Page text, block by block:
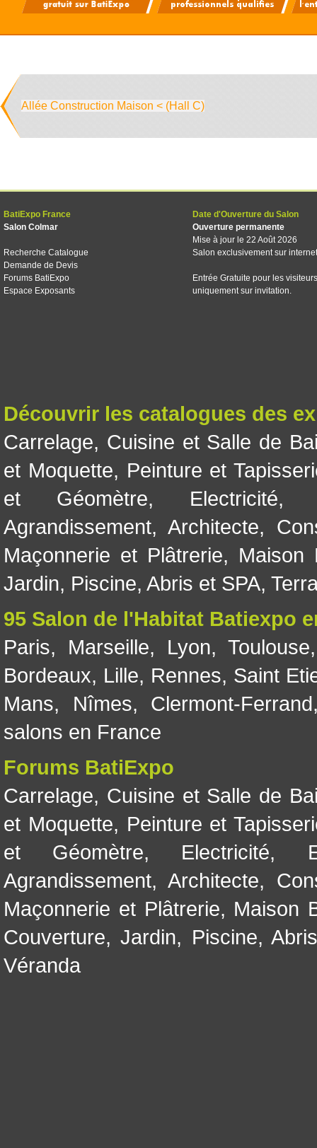
Allée Construction Maison < (Hall C)
BatiExpo France
Salon Colmar
Recherche Catalogue
Demande de Devis
Forums BatiExpo
Espace Exposants
Date d'Ouverture du Salon
Ouverture permanente
Mise à jour le 22 Août 2026
Salon exclusivement sur internet
Entrée Gratuite pour les visiteurs
uniquement sur invitation.
Découvrir les catalogues des
Carrelage, Cuisine et Salle de
et Moquette, Peinture et
et Géomètre, Electricité
Agrandissement, Architecte,
Maçonnerie et Plâtrerie, Maison
Jardin, Piscine, Abris et SPA,
95 Salon de l'Habitat Batiexpo
Paris, Marseille, Lyon, Toulouse
Bordeaux, Lille, Rennes, Saint
Mans, Nîmes, Clermont-Ferrand
salons en France
Forums BatiExpo
Carrelage, Cuisine et Salle de
et Moquette, Peinture et
et Géomètre, Electricité,
Agrandissement, Architecte,
Maçonnerie et Plâtrerie, Maison
Couverture,Jardin, Piscine,
Véranda